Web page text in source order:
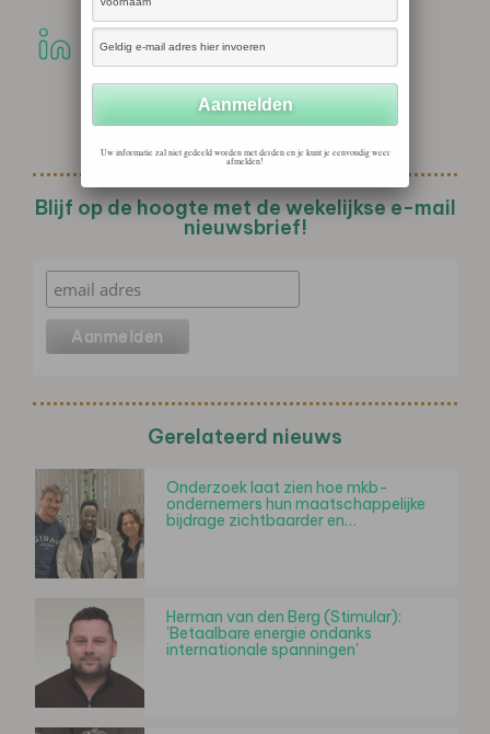
Blijf op de hoogte met de wekelijkse e-mail
nieuwsbrief!
Gerelateerd nieuws
Onderzoek laat zien hoe mkb-
ondernemers hun maatschappelijke
bijdrage zichtbaarder en…
Herman van den Berg (Stimular):
'Betaalbare energie ondanks
internationale spanningen'
Uw informatie zal niet gedeeld worden met derden en je kunt je eenvoudig weer
afmelden!